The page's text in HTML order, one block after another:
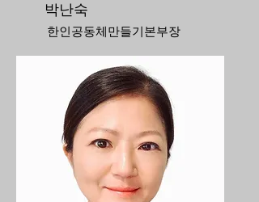
박난숙
한인공동체만들기본부장